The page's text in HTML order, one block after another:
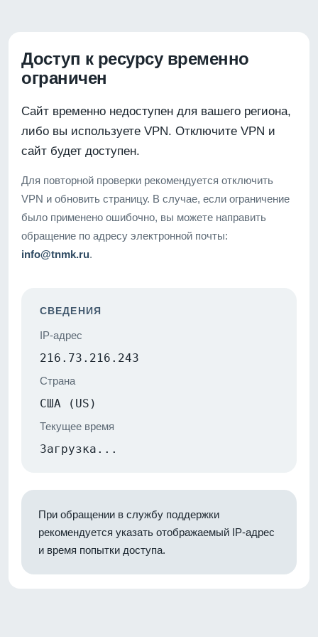
Доступ к ресурсу временно
ограничен
Сайт временно недоступен для вашего региона,
либо вы используете VPN. Отключите VPN и
сайт будет доступен.
Для повторной проверки рекомендуется отключить
VPN и обновить страницу. В случае, если ограничение
было применено ошибочно, вы можете направить
обращение по адресу электронной почты:
info@tnmk.ru.
СВЕДЕНИЯ
IP-адрес
216.73.216.243
Страна
США (US)
Текущее время
Загрузка...
При обращении в службу поддержки
рекомендуется указать отображаемый IP-адрес
и время попытки доступа.